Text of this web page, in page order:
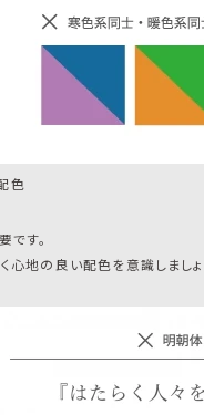
色
す。
心地の良い配色を意識しましょ